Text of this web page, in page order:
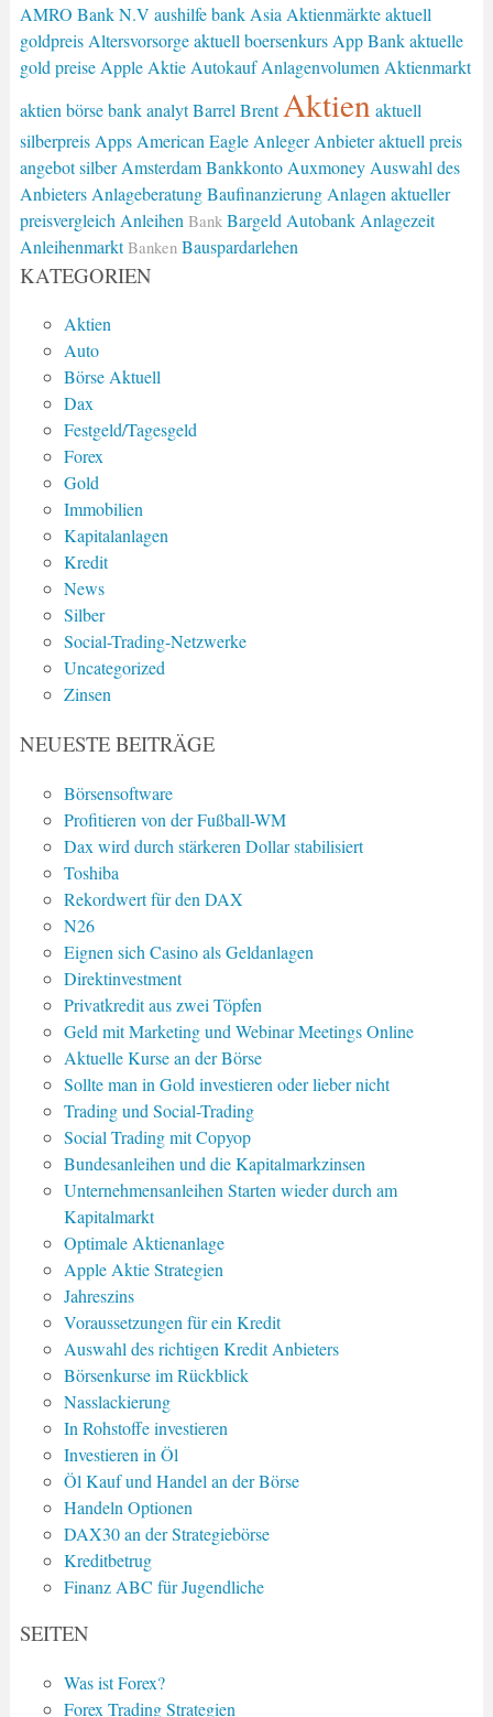
AMRO Bank N.V aushilfe bank Asia Aktienmärkte aktuell
goldpreis Altersvorsorge aktuell boersenkurs App Bank aktuelle
gold preise Apple Aktie Autokauf Anlagenvolumen Aktienmarkt
aktien börse bank analyt Barrel Brent Aktien aktuell
silberpreis Apps American Eagle Anleger Anbieter aktuell preis
angebot silber Amsterdam Bankkonto Auxmoney Auswahl des
Anbieters Anlageberatung Baufinanzierung Anlagen aktueller
preisvergleich Anleihen Bank Bargeld Autobank Anlagezeit
Anleihenmarkt Banken Bauspardarlehen
KATEGORIEN
Aktien
Auto
Börse Aktuell
Dax
Festgeld/Tagesgeld
Forex
Gold
Immobilien
Kapitalanlagen
Kredit
News
Silber
Social-Trading-Netzwerke
Uncategorized
Zinsen
NEUESTE BEITRÄGE
Börsensoftware
Profitieren von der Fußball-WM
Dax wird durch stärkeren Dollar stabilisiert
Toshiba
Rekordwert für den DAX
N26
Eignen sich Casino als Geldanlagen
Direktinvestment
Privatkredit aus zwei Töpfen
Geld mit Marketing und Webinar Meetings Online
Aktuelle Kurse an der Börse
Sollte man in Gold investieren oder lieber nicht
Trading und Social-Trading
Social Trading mit Copyop
Bundesanleihen und die Kapitalmarkzinsen
Unternehmensanleihen Starten wieder durch am
Kapitalmarkt
Optimale Aktienanlage
Apple Aktie Strategien
Jahreszins
Voraussetzungen für ein Kredit
Auswahl des richtigen Kredit Anbieters
Börsenkurse im Rückblick
Nasslackierung
In Rohstoffe investieren
Investieren in Öl
Öl Kauf und Handel an der Börse
Handeln Optionen
DAX30 an der Strategiebörse
Kreditbetrug
Finanz ABC für Jugendliche
SEITEN
Was ist Forex?
Forex Trading Strategien